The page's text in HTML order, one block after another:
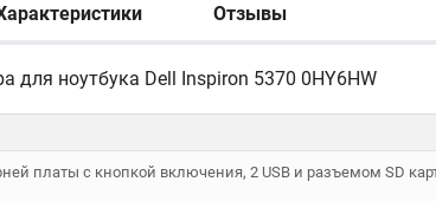
Отзывы
для ноутбука Dell Inspiron 5370 0HY6HW
платы с кнопкой включения, 2 USB и разъемом SD